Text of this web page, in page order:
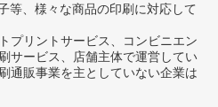
等、様々な商品の印刷に対応して
プリントサービス、コンビニエン
サービス、店舗主体で運営してい
通販事業を主としていない企業は